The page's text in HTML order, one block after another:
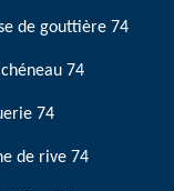
de gouttière 74
74
74
de rive 74